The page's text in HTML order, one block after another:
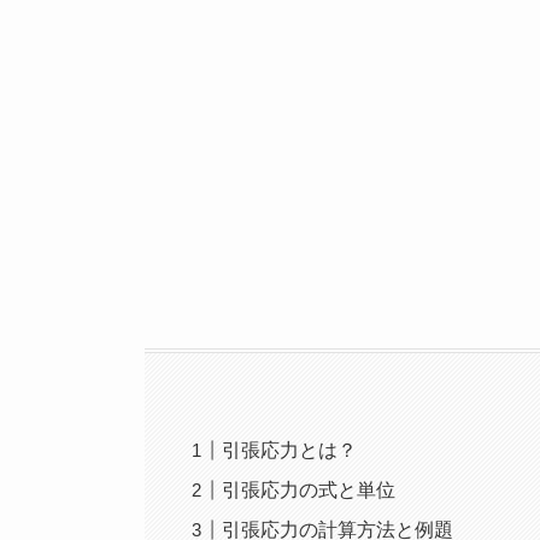
引張応力とは？
引張応力の式と単位
引張応力の計算方法と例題